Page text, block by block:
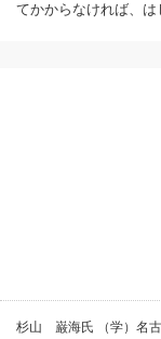
てかからなければ、
杉山 巌海氏 （学）名